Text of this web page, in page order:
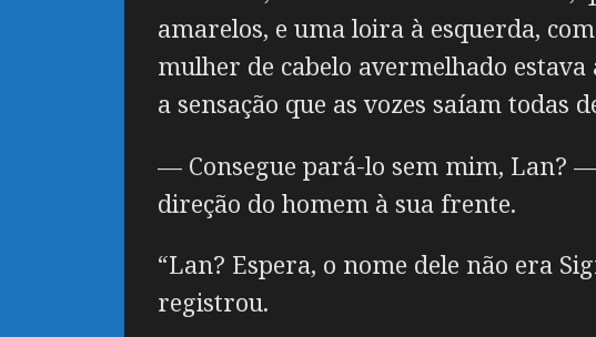
amarelos, e uma loira à esquerda,
mulher de cabelo avermelhado
a sensação que as vozes saíam todas
— Consegue pará-lo sem mim, Lan?
direção do homem à sua frente.
“Lan? Espera, o nome dele não era
registrou.